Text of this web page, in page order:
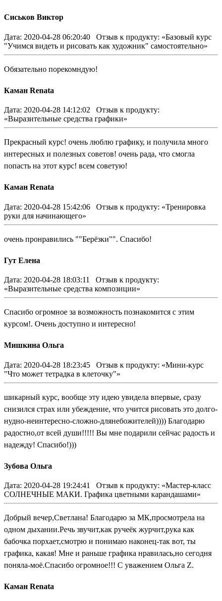
Сиськов Виктор
Дата: 2020-04-28 06:20:40
Отзыв к продукту: «Базовый курс
"Учимся видеть и рисовать как художник" самостоятельно»
Обязательно порекомндую!
Каман Renata
Дата: 2020-04-28 14:12:02
Отзыв к продукту:
«Выразительные средства графики»
Прекрасный курс! очень люблю графику, и получила много
интересных и полезных советов! очень рада, что смогла
попасть на этот курс! всем советую!
Каман Renata
Дата: 2020-04-28 15:42:06
Отзыв к продукту: «Тренировка
руки для начинающего»
очень пронравились ""Берёзки"". Спасибо!
Гут Елена
Дата: 2020-04-28 18:03:11
Отзыв к продукту:
«Выразительные средства композиции»
Спасибо огромное за возможность познакомится с этим
курсом!. Очень доступно и интересно!
Мишкина Ольга
Дата: 2020-04-28 18:23:45
Отзыв к продукту: «Мини-курс
"Что может тетрадка в клеточку"»
шикарный курс, вообще эту идею увидела впервые, сразу
снизился страх или убеждение, что учится рисовать это долго-
нудно-неинтересно-сложно-длянебожителей)))) Благодарю
радостно,от всей души!!!!! Вы мне подарили сейчас радость и
надежду! Спасибо!)))
Зубова Ольга
Дата: 2020-04-28 19:24:41
Отзыв к продукту: «Мастер-класс
СОЛНЕЧНЫЕ МАКИ. Графика цветными карандашами»
Добрый вечер,Светлана! Благодарю за МК,просмотрела на
одном дыхании.Речь звучит,как ручеёк журчит,рука как
бабочка порхает,смотрю и понимаю наконец-так вот, ты
графика, какая! Мне и раньше графика нравилась,но сегодня
поняла-моё.Спасибо огромное!!! С уважением Ольга Z.
Каман Renata